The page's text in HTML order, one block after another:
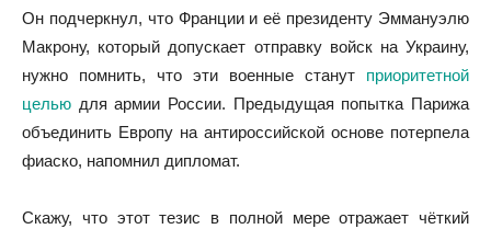
Он подчеркнул, что Франции и её президенту Эммануэлю
Макрону, который допускает отправку войск на Украину,
нужно помнить, что эти военные станут приоритетной
целью для армии России. Предыдущая попытка Парижа
объединить Европу на антироссийской основе потерпела
фиаско, напомнил дипломат.
Скажу, что этот тезис в полной мере отражает чёткий